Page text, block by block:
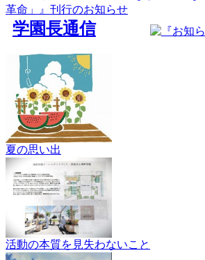
革命」』刊行のお知らせ
学園長通信
夏の思い出
活動の本質を見失わないこと